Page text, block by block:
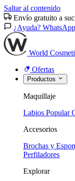
Saltar al contenido
Envío gratuito a
¿Ayuda? WhatsApp
World
Ofertas
Productos
Maquillaje
Labios Popular
Accesorios
Brochas y
Perfiladores
Explorar